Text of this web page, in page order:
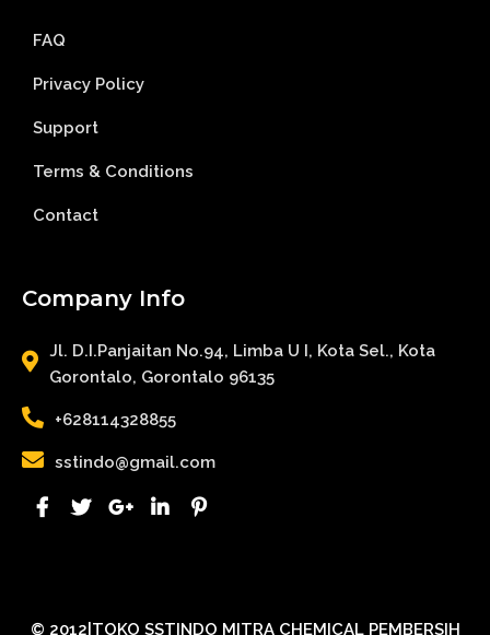
FAQ
Privacy Policy
Support
Terms & Conditions
Contact
Company Info
Jl. D.I.Panjaitan No.94, Limba U I, Kota Sel., Kota
Gorontalo, Gorontalo 96135
+628114328855
sstindo@gmail.com
© 2012|TOKO SSTINDO MITRA CHEMICAL PEMBERSIH